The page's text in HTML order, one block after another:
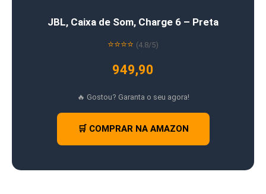
JBL, Caixa de Som, Charge 6 – Preta
⭐⭐⭐⭐ (4.8/5)
949,90
🔥 Gostou? Garanta o seu agora!
🛒 COMPRAR NA AMAZON